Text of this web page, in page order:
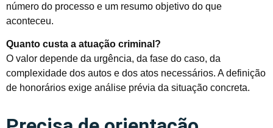
número do processo e um resumo objetivo do que
aconteceu.
Quanto custa a atuação criminal?
O valor depende da urgência, da fase do caso, da
complexidade dos autos e dos atos necessários. A definição
de honorários exige análise prévia da situação concreta.